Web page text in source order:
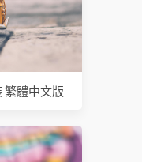
繁體中文版